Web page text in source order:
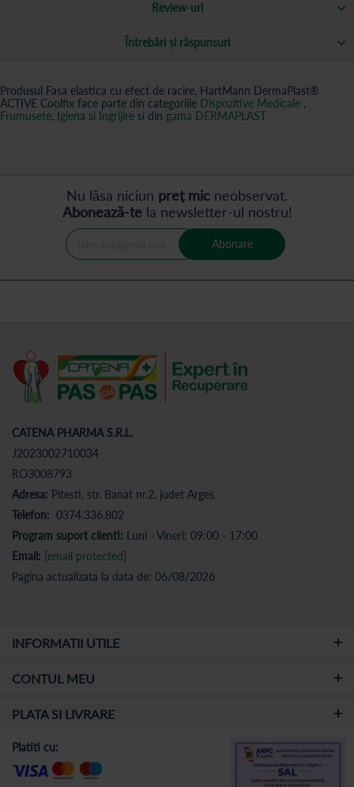
Review-uri
Întrebări și răspunsuri
Produsul Fasa elastica cu efect de racire, HartMann DermaPlast®
ACTIVE Coolfix face parte din categoriile Dispozitive Medicale ,
Frumusete, Igiena si Ingrijire si din gama DERMAPLAST
Nu lăsa niciun preț mic neobservat.
Abonează-tela newsletter-ul nostru!
Abonare
CATENA PHARMA S.R.L.
J2023002710034
RO3008793
Adresa: Pitesti, str. Banat nr.2, judet Arges
Telefon: 0374.336.802
Program suport clienti: Luni - Vineri: 09:00 - 17:00
Email: [email protected]
Pagina actualizata la data de: 06/08/2026
INFORMATII UTILE
CONTUL MEU
PLATA SI LIVRARE
Platiti cu: